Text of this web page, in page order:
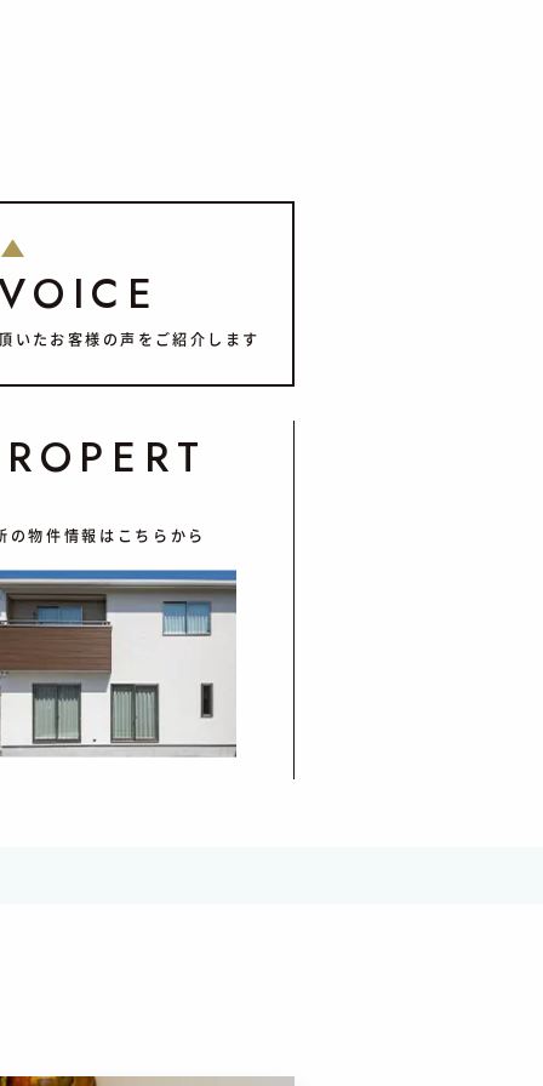
いたお客様の声をご紹介します
の物件情報はこちらから